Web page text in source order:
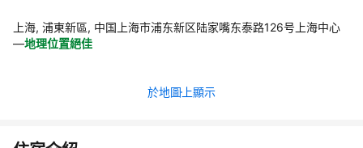
上海, 浦東新區, 中国上海市浦东新区陆家嘴东泰路126号上海中心
—地理位置絕佳
於地圖上顯示